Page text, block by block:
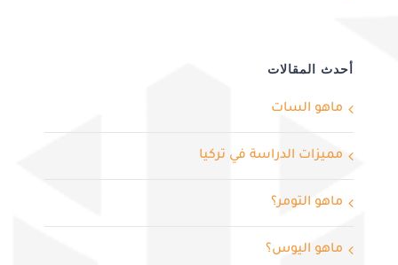
أحدث المقالات
ماهو السات
مميزات الدراسة في تركيا
ماهو التومر؟
ماهو اليوس؟